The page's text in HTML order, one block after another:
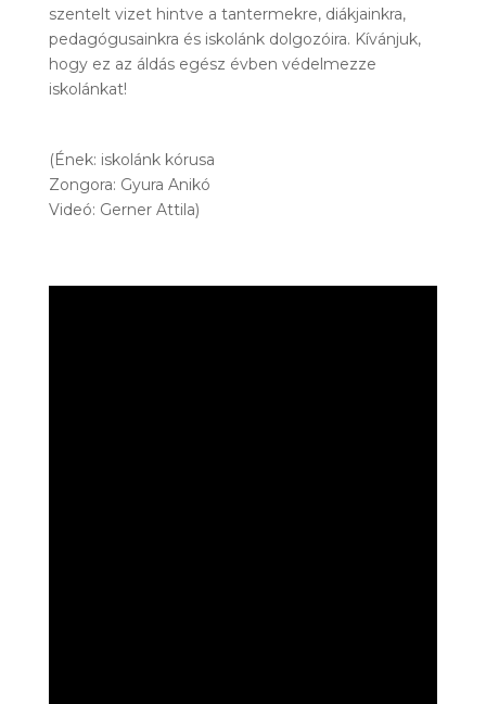
szentelt vizet hintve a tantermekre, diákjainkra,
pedagógusainkra és iskolánk dolgozóira. Kívánjuk,
hogy ez az áldás egész évben védelmezze
iskolánkat!
(Ének: iskolánk kórusa
Zongora: Gyura Anikó
Videó: Gerner Attila)